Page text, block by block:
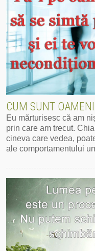
CUM SUNT
Eu mărturisesc că am
prin care am trecut.
cineva care vedea,
ale comportamentului